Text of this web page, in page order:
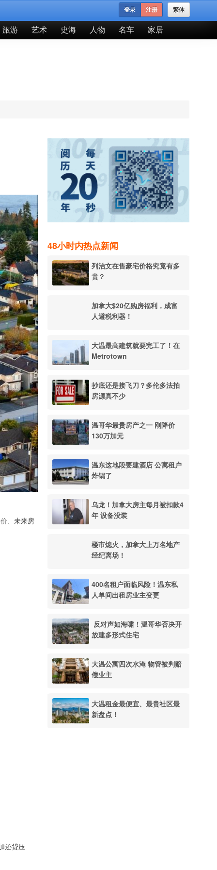
繁体
登录 注册
旅游 艺术 史海 人物 名车 家居
、未来房
还贷压
48小时内热点新闻
列治文在售豪宅价格究竟有多
贵？
加拿大$20亿购房福利，成富
人避税利器！
大温最高建筑就要完工了！在
Metrotown
抄底还是接飞刀？多伦多法拍
房源真不少
温哥华最贵房产之一 刚降价
130万加元
温东这地段要建酒店 公寓租户
炸锅了
乌龙！加拿大房主每月被扣款4
年 设备没装
楼市熄火，加拿大上万名地产
经纪离场！
400名租户面临风险！温东私
人单间出租房业主变更
反对声如海啸！温哥华否决开
放建多形式住宅
大温公寓四次水淹 物管被判赔
偿业主
大温租金最便宜、最贵社区最
新盘点！